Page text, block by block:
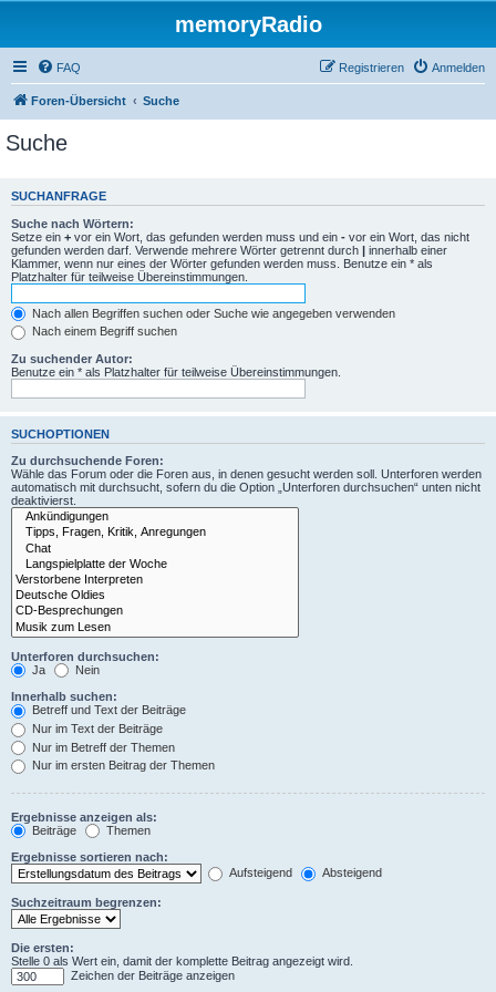
memoryRadio
FAQ Anmelden
Registrieren
Foren-Übersicht Suche
Suche
SUCHANFRAGE
Suche nach Wörtern:
Setze ein + vor ein Wort, das gefunden werden muss und ein - vor ein Wort, das nicht
gefunden werden darf. Verwende mehrere Wörter getrennt durch | innerhalb einer
Klammer, wenn nur eines der Wörter gefunden werden muss. Benutze ein * als
Platzhalter für teilweise Übereinstimmungen.
Nach allen Begriffen suchen oder Suche wie angegeben verwenden
Nach einem Begriff suchen
Zu suchender Autor:
Benutze ein * als Platzhalter für teilweise Übereinstimmungen.
SUCHOPTIONEN
Zu durchsuchende Foren:
Wähle das Forum oder die Foren aus, in denen gesucht werden soll. Unterforen werden
automatisch mit durchsucht, sofern du die Option „Unterforen durchsuchen“ unten nicht
deaktivierst.
Unterforen durchsuchen:
Ja
Nein
Innerhalb suchen:
Betreff und Text der Beiträge
Nur im Text der Beiträge
Nur im Betreff der Themen
Nur im ersten Beitrag der Themen
Ergebnisse anzeigen als:
Beiträge
Themen
Ergebnisse sortieren nach:
Aufsteigend
Absteigend
Suchzeitraum begrenzen:
Die ersten:
Stelle 0 als Wert ein, damit der komplette Beitrag angezeigt wird.
Zeichen der Beiträge anzeigen